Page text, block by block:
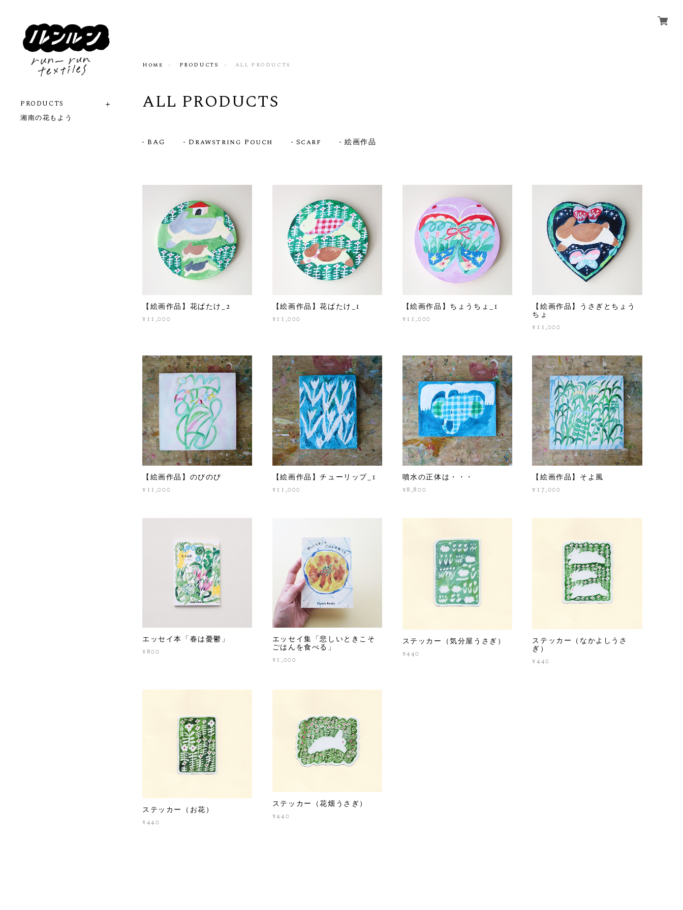
PRODUCTS
湘南の花もよう
Home PRODUCTS ALL PRODUCTS
ALL PRODUCTS
BAG Drawstring Pouch Scarf 絵画作品
【絵画作品】花ばたけ_2
¥11,000
【絵画作品】花ばたけ_1
¥11,000
【絵画作品】ちょうちょ_1
¥11,000
【絵画作品】うさぎとちょう
ちょ
¥11,000
【絵画作品】のびのび
¥11,000
【絵画作品】チューリップ_1
¥11,000
噴水の正体は・・・
¥8,800
【絵画作品】そよ風
¥17,000
エッセイ本「春は憂鬱」
¥800
エッセイ集「悲しいときこそ
ごはんを食べる」
¥1,000
ステッカー（気分屋うさぎ）
¥440
ステッカー（なかよしうさ
ぎ）
¥440
ステッカー（お花）
¥440
ステッカー（花畑うさぎ）
¥440